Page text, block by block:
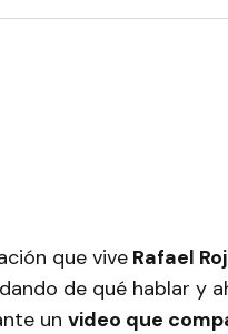
que vive Rafael
de qué hablar y
un video que